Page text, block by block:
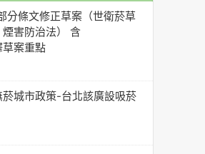
分條文修正草案（世衛菸草
害防治法） 含
案重點
城市政策-台北該廣設吸菸